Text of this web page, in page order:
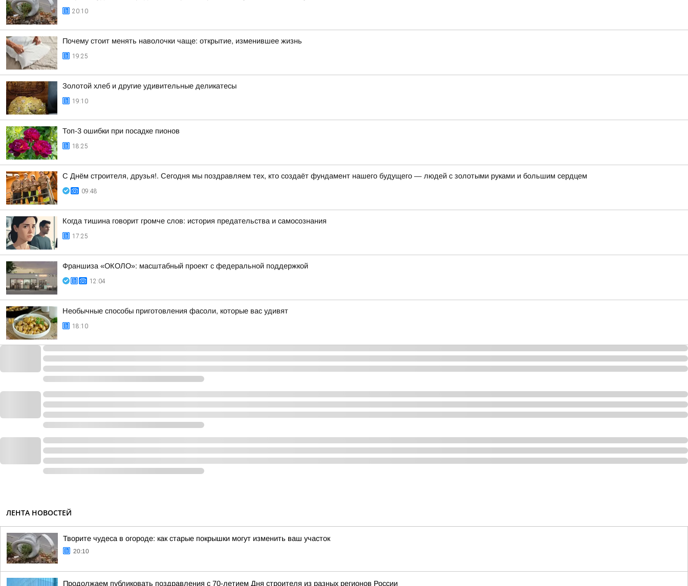
20:10
Почему стоит менять наволочки чаще: открытие, изменившее жизнь
19:25
Золотой хлеб и другие удивительные деликатесы
19:10
Топ-3 ошибки при посадке пионов
18:25
С Днём строителя, друзья!. Сегодня мы поздравляем тех, кто создаёт фундамент нашего будущего — людей с золотыми руками и большим сердцем
09:48
Когда тишина говорит громче слов: история предательства и самосознания
17:25
Франшиза «ОКОЛО»: масштабный проект с федеральной поддержкой
12:04
Необычные способы приготовления фасоли, которые вас удивят
18:10
ЛЕНТА НОВОСТЕЙ
Творите чудеса в огороде: как старые покрышки могут изменить ваш участок
20:10
Продолжаем публиковать поздравления с 70-летием Дня строителя из разных регионов России